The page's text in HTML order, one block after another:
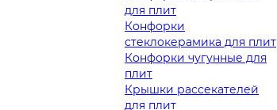
для плит
Конфорки
стеклокерамика для плит
Конфорки чугунные для
плит
Крышки рассекателей
для плит